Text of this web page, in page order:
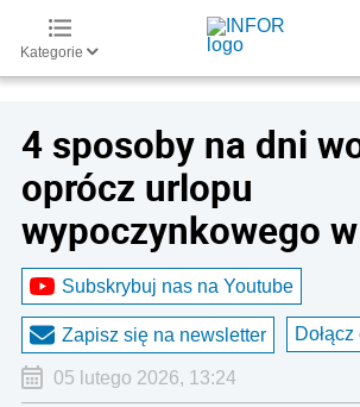
Kategorie
4 sposoby na dni
oprócz urlopu
wypoczynkowego
Subskrybuj nas na Youtube
Zapisz się na newsletter
05 lutego 2026, 13:24